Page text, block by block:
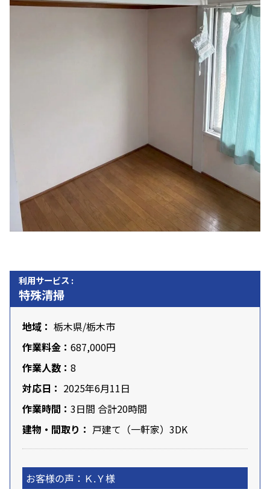
利用サービス :
特殊清掃
地域： 栃木県/栃木市
作業料金： 687,000円
作業人数： 8
対応日： 2025年6月11日
作業時間： 3日間 合計20時間
建物・間取り： 戸建て（一軒家）3DK
お客様の声：Ｋ.Ｙ様